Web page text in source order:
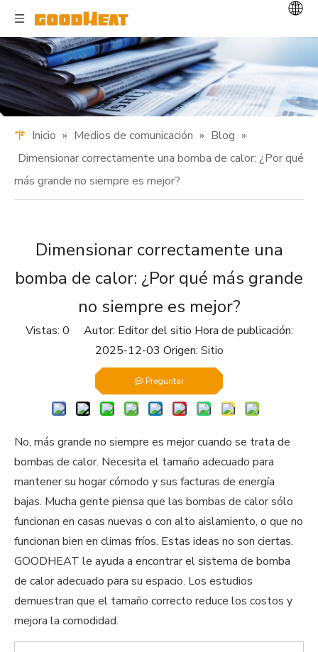
Inicio » Medios de comunicación » Blog »
Dimensionar correctamente una bomba de calor: ¿Por qué
más grande no siempre es mejor?
Dimensionar correctamente una
bomba de calor: ¿Por qué más grande
no siempre es mejor?
Vistas: 0 Autor: Editor del sitio Hora de publicación:
2025-12-03 Origen: Sitio
Preguntar
No, más grande no siempre es mejor cuando se trata de
bombas de calor. Necesita el tamaño adecuado para
mantener su hogar cómodo y sus facturas de energía
bajas. Mucha gente piensa que las bombas de calor sólo
funcionan en casas nuevas o con alto aislamiento, o que no
funcionan bien en climas fríos. Estas ideas no son ciertas.
GOODHEAT le ayuda a encontrar el sistema de bomba
de calor adecuado para su espacio. Los estudios
demuestran que el tamaño correcto reduce los costos y
mejora la comodidad.